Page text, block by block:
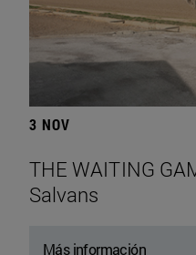
3 NOV
THE WAITING
Salvans
Más información